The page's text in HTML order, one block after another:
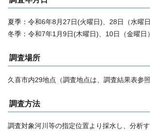
夏季：令和6年8月27日(火曜日)、28日（水曜日
冬季：令和7年1月9日(木曜日)、10日（金曜日）
調査場所
久喜市内29地点（調査地点は、調査結果表参照
調査方法
調査対象河川等の指定位置より採水し、分析す